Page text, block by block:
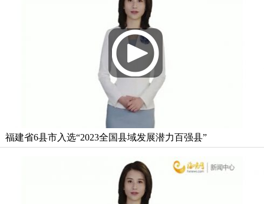
福建省6县市入选“2023全国县域发展潜力百强县”